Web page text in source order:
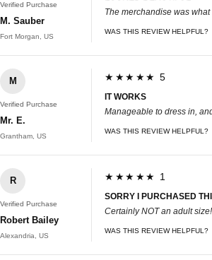
Verified Purchase
M. Sauber
Fort Morgan, US
The merchandise was
WAS THIS REVIEW HELPFUL?
M
Verified Purchase
Mr. E.
Grantham, US
★★★★★ 5
IT WORKS
Manageable to dress in,
WAS THIS REVIEW HELPFUL?
R
Verified Purchase
Robert Bailey
Alexandria, US
★★★★★ 1
SORRY I PURCHASED
Certainly NOT an adult size!
WAS THIS REVIEW HELPFUL?